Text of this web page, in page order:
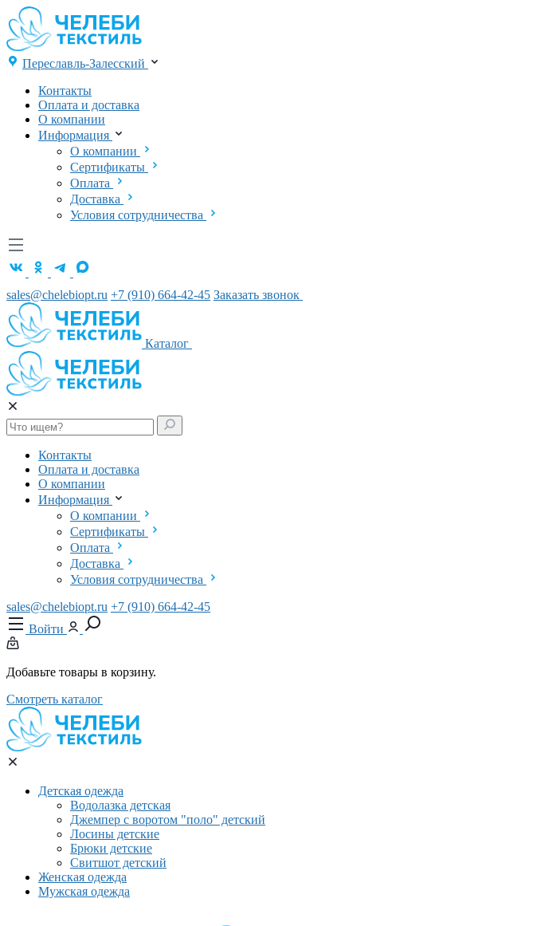
Переславль-Залесский
Контакты
Оплата и доставка
О компании
Информация
О компании
Сертификаты
Оплата
Доставка
Условия сотрудничества
sales@chelebiopt.ru +7 (910) 664-42-45 Заказать звонок
Каталог
Контакты
Оплата и доставка
О компании
Информация
О компании
Сертификаты
Оплата
Доставка
Условия сотрудничества
sales@chelebiopt.ru +7 (910) 664-42-45
Войти
Добавьте товары в корзину.
Смотреть каталог
Детская одежда
Водолазка детская
Джемпер с воротом "поло" детский
Лосины детские
Брюки детские
Свитшот детский
Женская одежда
Мужская одежда